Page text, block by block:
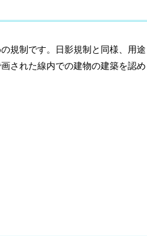
規制です。日影規制と同様、用途
された線内での建物の建築を認め